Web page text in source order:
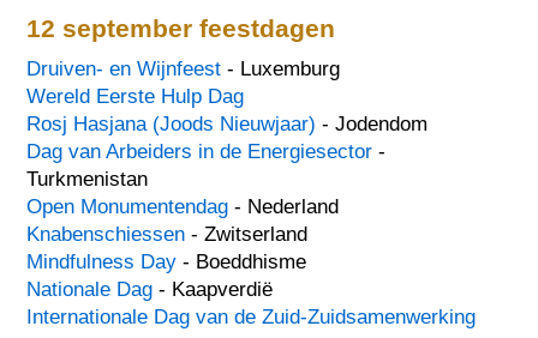
12 september feestdagen
Druiven- en Wijnfeest - Luxemburg
Wereld Eerste Hulp Dag
Rosj Hasjana (Joods Nieuwjaar) - Jodendom
Dag van Arbeiders in de Energiesector -
Turkmenistan
Open Monumentendag - Nederland
Knabenschiessen - Zwitserland
Mindfulness Day - Boeddhisme
Nationale Dag - Kaapverdië
Internationale Dag van de Zuid-Zuidsamenwerking